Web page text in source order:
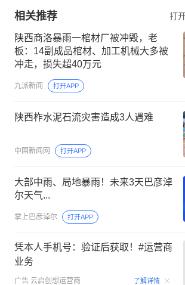
相关推荐 打
陕西商洛暴雨一棺材厂被冲毁，老
板：14副成品棺材、加工机械大多被
冲走，损失超40万元
九派新闻 打开APP
陕西柞水泥石流灾害造成3人遇难
中国新闻网 打开APP
大部中雨、局地暴雨！未来3天巴彦淖
尔天气...
掌上巴彦淖尔 打开APP
凭本人手机号：验证后获取！#运营商
业务
广告 云启创想运营商 了解详情